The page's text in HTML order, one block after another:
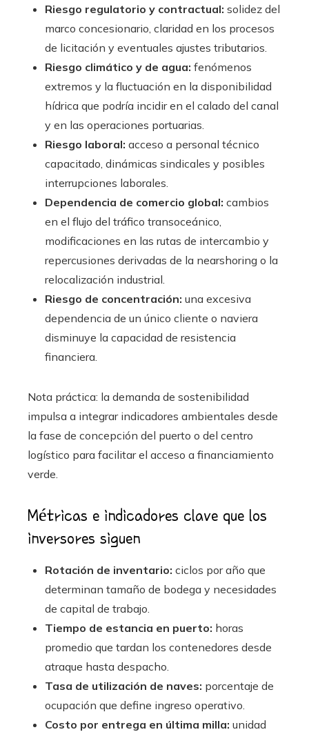
Riesgo regulatorio y contractual: solidez del
marco concesionario, claridad en los procesos
de licitación y eventuales ajustes tributarios.
Riesgo climático y de agua: fenómenos
extremos y la fluctuación en la disponibilidad
hídrica que podría incidir en el calado del canal
y en las operaciones portuarias.
Riesgo laboral: acceso a personal técnico
capacitado, dinámicas sindicales y posibles
interrupciones laborales.
Dependencia de comercio global: cambios
en el flujo del tráfico transoceánico,
modificaciones en las rutas de intercambio y
repercusiones derivadas de la nearshoring o la
relocalización industrial.
Riesgo de concentración: una excesiva
dependencia de un único cliente o naviera
disminuye la capacidad de resistencia
financiera.
Nota práctica: la demanda de sostenibilidad
impulsa a integrar indicadores ambientales desde
la fase de concepción del puerto o del centro
logístico para facilitar el acceso a financiamiento
verde.
Métricas e indicadores clave que los
inversores siguen
Rotación de inventario: ciclos por año que
determinan tamaño de bodega y necesidades
de capital de trabajo.
Tiempo de estancia en puerto: horas
promedio que tardan los contenedores desde
atraque hasta despacho.
Tasa de utilización de naves: porcentaje de
ocupación que define ingreso operativo.
Costo por entrega en última milla: unidad